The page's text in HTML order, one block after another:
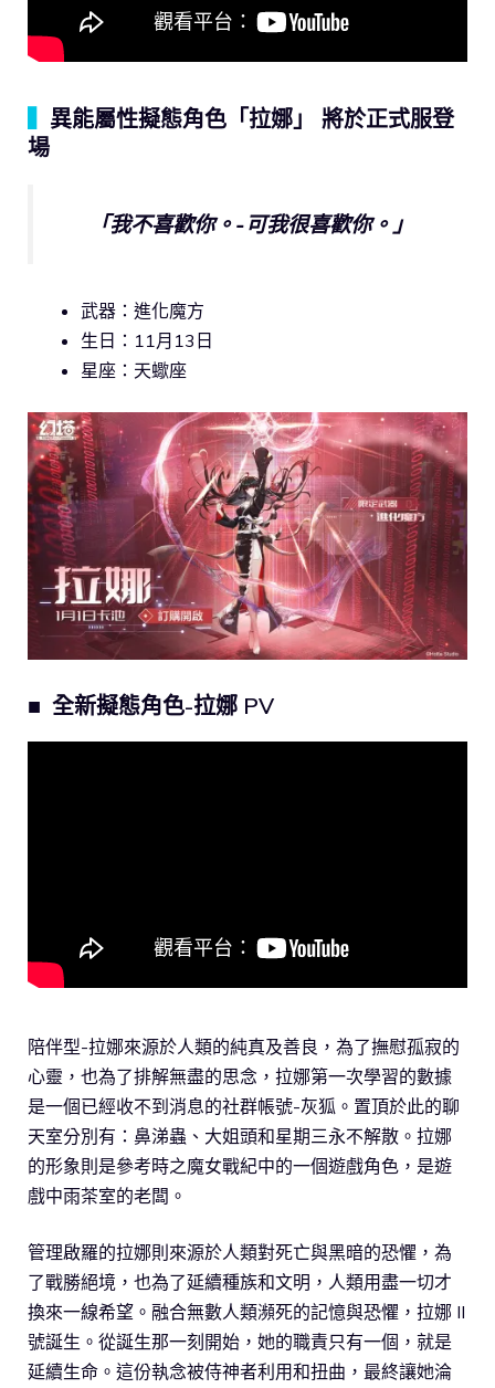
異能屬性擬態角色「拉娜」 將於正式服登
場
「我不喜歡你。-可我很喜歡你。」
武器：進化魔方
生日：11月13日
星座：天蠍座
■ 全新擬態角色-拉娜 PV
陪伴型-拉娜來源於人類的純真及善良，為了撫慰孤寂的
心靈，也為了排解無盡的思念，拉娜第一次學習的數據
是一個已經收不到消息的社群帳號-灰狐。置頂於此的聊
天室分別有：鼻涕蟲、大姐頭和星期三永不解散。拉娜
的形象則是參考時之魔女戰紀中的一個遊戲角色，是遊
戲中雨茶室的老闆。
管理啟羅的拉娜則來源於人類對死亡與黑暗的恐懼，為
了戰勝絕境，也為了延續種族和文明，人類用盡一切才
換來一線希望。融合無數人類瀕死的記憶與恐懼，拉娜 II
號誕生。從誕生那一刻開始，她的職責只有一個，就是
延續生命。這份執念被侍神者利用和扭曲，最終讓她淪